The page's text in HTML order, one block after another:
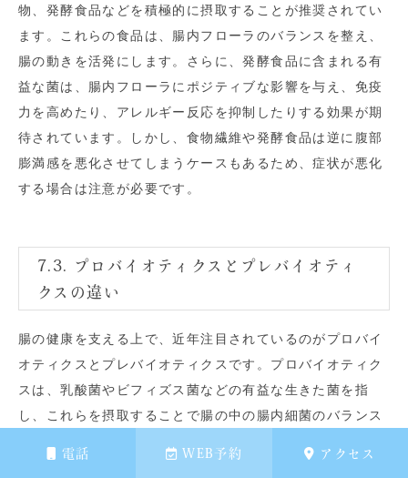
電話 WEB予約 アクセス
物、発酵食品などを積極的に摂取することが推奨されてい
ます。これらの食品は、腸内フローラのバランスを整え、
腸の動きを活発にします。さらに、発酵食品に含まれる有
益な菌は、腸内フローラにポジティブな影響を与え、免疫
力を高めたり、アレルギー反応を抑制したりする効果が期
待されています。しかし、食物繊維や発酵食品は逆に腹部
膨満感を悪化させてしまうケースもあるため、症状が悪化
する場合は注意が必要です。
7.3. プロバイオティクスとプレバイオティ
クスの違い
腸の健康を支える上で、近年注目されているのがプロバイ
オティクスとプレバイオティクスです。プロバイオティク
スは、乳酸菌やビフィズス菌などの有益な生きた菌を指
し、これらを摂取することで腸の中の腸内細菌のバランス